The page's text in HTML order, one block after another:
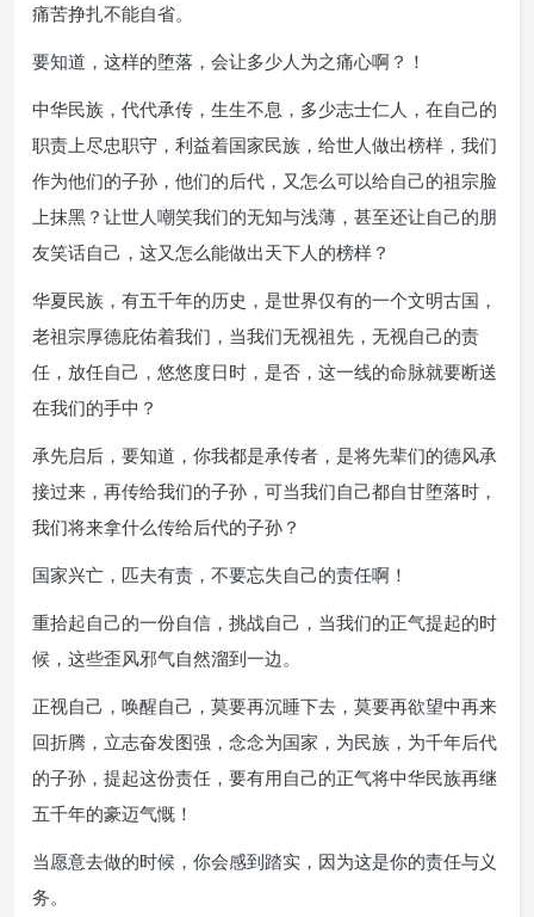
痛苦挣扎不能自省。
要知道，这样的堕落，会让多少人为之痛心啊？！
中华民族，代代承传，生生不息，多少志士仁人，在自己的
职责上尽忠职守，利益着国家民族，给世人做出榜样，我们
作为他们的子孙，他们的后代，又怎么可以给自己的祖宗脸
上抹黑？让世人嘲笑我们的无知与浅薄，甚至还让自己的朋
友笑话自己，这又怎么能做出天下人的榜样？
华夏民族，有五千年的历史，是世界仅有的一个文明古国，
老祖宗厚德庇佑着我们，当我们无视祖先，无视自己的责
任，放任自己，悠悠度日时，是否，这一线的命脉就要断送
在我们的手中？
承先启后，要知道，你我都是承传者，是将先辈们的德风承
接过来，再传给我们的子孙，可当我们自己都自甘堕落时，
我们将来拿什么传给后代的子孙？
国家兴亡，匹夫有责，不要忘失自己的责任啊！
重拾起自己的一份自信，挑战自己，当我们的正气提起的时
候，这些歪风邪气自然溜到一边。
正视自己，唤醒自己，莫要再沉睡下去，莫要再欲望中再来
回折腾，立志奋发图强，念念为国家，为民族，为千年后代
的子孙，提起这份责任，要有用自己的正气将中华民族再继
五千年的豪迈气慨！
当愿意去做的时候，你会感到踏实，因为这是你的责任与义
务。